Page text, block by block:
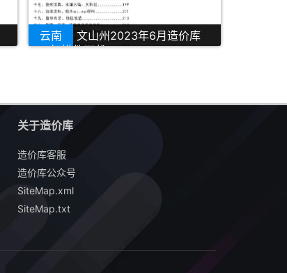
云南
文山州2023年6月造价库
PDF扫描件下载
关于造价库
造价库客服
造价库公众号
SiteMap.xml
SiteMap.txt